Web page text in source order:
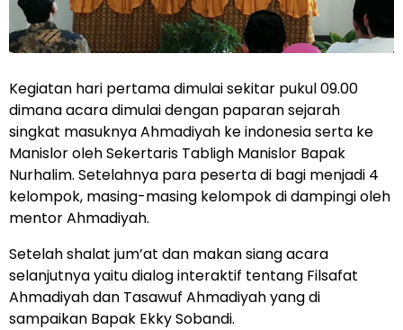
Kegiatan hari pertama dimulai sekitar pukul 09.00
dimana acara dimulai dengan paparan sejarah
singkat masuknya Ahmadiyah ke indonesia serta ke
Manislor oleh Sekertaris Tabligh Manislor Bapak
Nurhalim. Setelahnya para peserta di bagi menjadi 4
kelompok, masing-masing kelompok di dampingi oleh
mentor Ahmadiyah.
Setelah shalat jum’at dan makan siang acara
selanjutnya yaitu dialog interaktif tentang Filsafat
Ahmadiyah dan Tasawuf Ahmadiyah yang di
sampaikan Bapak Ekky Sobandi.